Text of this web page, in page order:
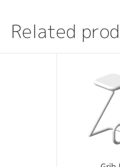
Related prod
事
CADデータは、当社製品
場合に限り使用可能です。
採用提案・レイアウト検